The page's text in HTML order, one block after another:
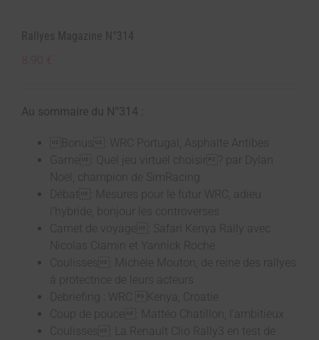
Rallyes Magazine N°314
Au sommaire du N°314 :
Bonus: WRC Portugal, Asphalte Antibes
Game: Quel jeu virtuel choisir? par Dylan
Noël, champion de SimRacing
Débat: Mesures pour le futur WRC, adieu
l’hybride, bonjour les controverses
Carnet de voyage: Safari Kenya Rally avec
Nicolas Ciamin et Yannick Roche
Coulisses: Michèle Mouton, de reine des rallyes
à protectrice de leurs acteurs
Debriefing : WRC Kenya, Croatie
Coup de pouce: Mattéo Chatillon, l’ambitieux
Coulisses: La Renault Clio Rally3 en test de